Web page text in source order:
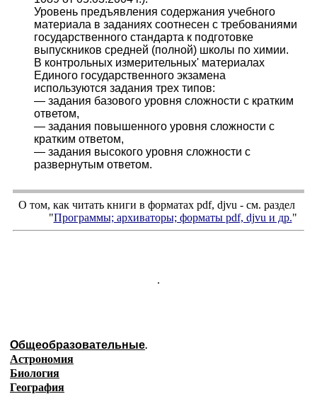
Уровень предъявления содержания учебного
материала в заданиях соотнесен с требованиями
государственного стандарта к подготовке
выпускников средней (полной) школы по химии.
В контрольных измерительных' материалах
Единого государственного экзамена
используются задания трех типов:
— задания базового уровня сложности с кратким
ответом,
— задания повышенного уровня сложности с
кратким ответом,
— задания высокого уровня сложности с
развернутым ответом.
О том, как читать книги в форматах pdf, djvu - см. раздел
"Программы; архиваторы; форматы pdf, djvu и др."
.
Общеобразовательные.
Астрономия
Биология
География